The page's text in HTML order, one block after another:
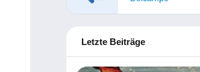
Letzte Beiträge